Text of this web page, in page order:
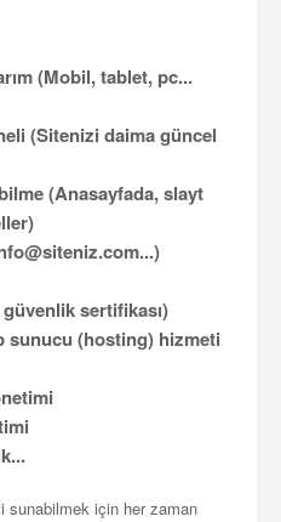
(Mobil, tablet, pc...
(Sitenizi daima güncel
(Anasayfada, slayt
sertifikası)
sunucu (hosting) hizmeti
sunabilmek için her zaman